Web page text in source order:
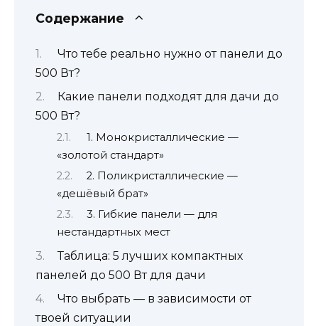
Содержание
Что тебе реально нужно от панели до
500 Вт?
Какие панели подходят для дачи до
500 Вт?
1. Монокристаллические —
«золотой стандарт»
2. Поликристаллические —
«дешёвый брат»
3. Гибкие панели — для
нестандартных мест
Таблица: 5 лучших компактных
панелей до 500 Вт для дачи
Что выбрать — в зависимости от
твоей ситуации